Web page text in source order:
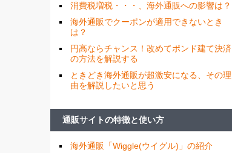
消費税増税・・・、海外通販への影響は？
海外通販でクーポンが適用できないとき
は？
円高ならチャンス！改めてポンド建て決済
の方法を解説する
ときどき海外通販が超激安になる、その理
由を解説したいと思う
通販サイトの特徴と使い方
海外通販「Wiggle(ウイグル)」の紹介